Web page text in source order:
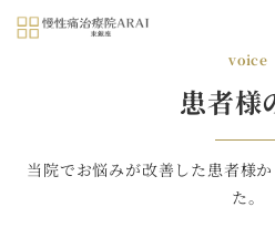
voice
患者様
当院でお悩みが改善した患者様
た。